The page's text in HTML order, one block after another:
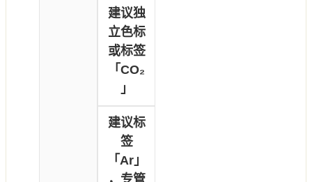
建议独
立色标
或标签
「CO₂
」
建议标
签
「Ar」
，专管